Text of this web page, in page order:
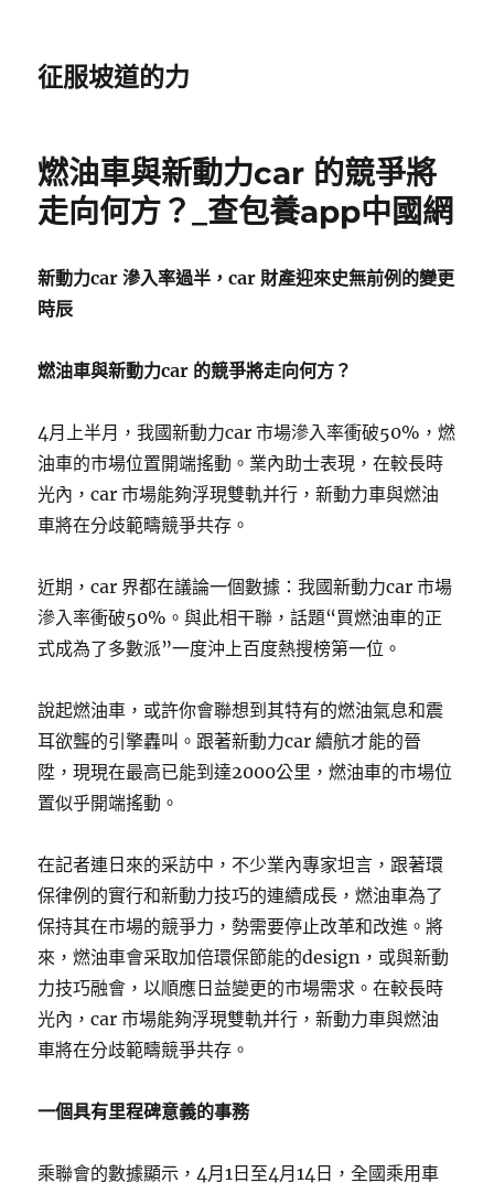
征服坡道的力
燃油車與新動力car 的競爭將
走向何方？_查包養app中國網
新動力car 滲入率過半，car 財產迎來史無前例的變更
時辰
燃油車與新動力car 的競爭將走向何方？
4月上半月，我國新動力car 市場滲入率衝破50%，燃
油車的市場位置開端搖動。業內助士表現，在較長時
光內，car 市場能夠浮現雙軌并行，新動力車與燃油
車將在分歧範疇競爭共存。
近期，car 界都在議論一個數據：我國新動力car 市場
滲入率衝破50%。與此相干聯，話題“買燃油車的正
式成為了多數派”一度沖上百度熱搜榜第一位。
說起燃油車，或許你會聯想到其特有的燃油氣息和震
耳欲聾的引擎轟叫。跟著新動力car 續航才能的晉
陞，現現在最高已能到達2000公里，燃油車的市場位
置似乎開端搖動。
在記者連日來的采訪中，不少業內專家坦言，跟著環
保律例的實行和新動力技巧的連續成長，燃油車為了
保持其在市場的競爭力，勢需要停止改革和改進。將
來，燃油車會采取加倍環保節能的design，或與新動
力技巧融會，以順應日益變更的市場需求。在較長時
光內，car 市場能夠浮現雙軌并行，新動力車與燃油
車將在分歧範疇競爭共存。
一個具有里程碑意義的事務
乘聯會的數據顯示，4月1日至4月14日，全國乘用車